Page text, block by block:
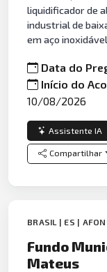
liquidificador de
industrial de
em aço
Data do
Início do
10/08/2026
Assistente IA
Compartilhar
BRASIL | ES |
Fundo
Mateus